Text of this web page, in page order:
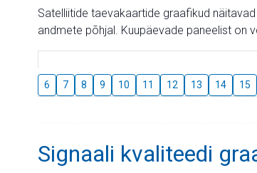
Satelliitide taevakaartide graafikud
andmete põhjal. Kuupäevade paneelist on
6 7 8 9 10 11 12 13 14 15
Signaali kvaliteedi